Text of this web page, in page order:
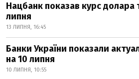
Нацбанк показав курс долара
липня
13 ЛИПНЯ, 16:45
Банки України показали
на 10 липня
10 ЛИПНЯ, 10:55